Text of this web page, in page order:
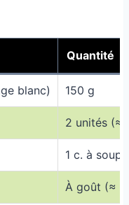
Quantité
blanc) 150 g
2 unités (≈
1 c. à
À goût (≈ 1